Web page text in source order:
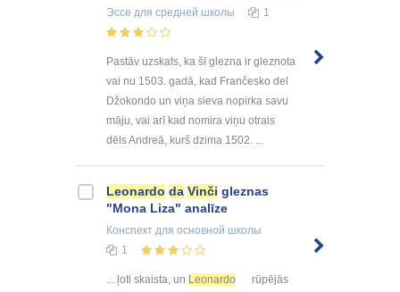
Эссе для средней школы 1
Pastāv uzskats, ka šī glezna ir gleznota
vai nu 1503. gadā, kad Frančesko del
Džokondo un viņa sieva nopirka savu
māju, vai arī kad nomira viņu otrais
dēls Andreā, kurš dzima 1502. ...
Leonardo da Vinči gleznas
"Mona Liza" analīze
Конспект для основной школы
1
... ļoti skaista, un Leonardo rūpējās